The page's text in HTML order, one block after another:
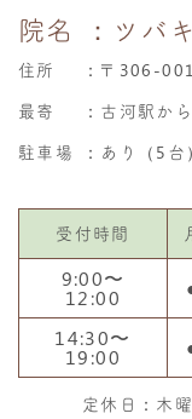
院名 ：ツバ
住所 ： 〒306-
最寄
：古河駅か
駐車場
：あり（5台
受付時間
9:00〜
12:00
14:30〜
19:00
定休日：木